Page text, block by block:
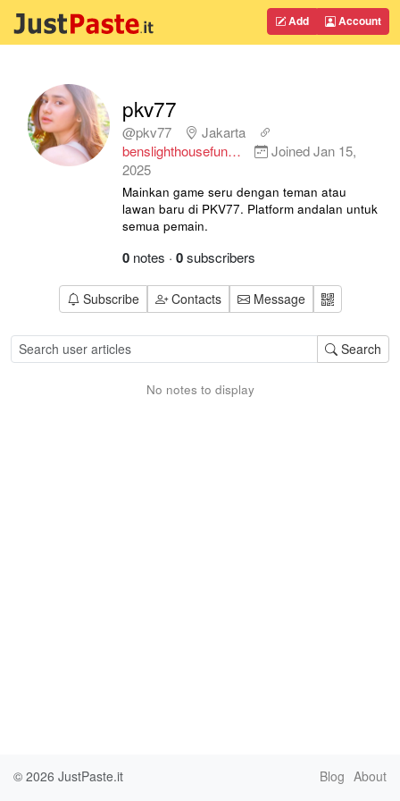
Add Account
pkv77
@pkv77
Jakarta
benslighthousefun…
JoinedJan 15,
2025
Mainkan game seru dengan teman atau
lawan baru di PKV77. Platform andalan untuk
semua pemain.
0 notes · 0subscribers
Subscribe Contacts Message
Search
No notes to display
© 2026 JustPaste.it Blog About